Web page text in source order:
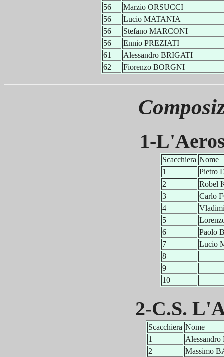
56
Marzio ORSUCCI
56
Lucio MATANIA
56
Stefano MARCONI
56
Ennio PREZIATI
61
Alessandro BRIGATI
62
Fiorenzo BORGNI
1-
Scacchiera Nome
1
Pietro
2
Robel
3
Carlo
4
5
6
Paolo
7
Lucio
8
9
10
2-C.S.
Scacchiera Nome
1
2
Massimo